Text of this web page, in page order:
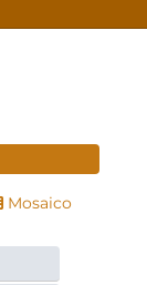
Mosaico